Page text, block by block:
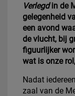
Verlegdin de
gelegenheid
een avond
de vlucht, bij
figuurlijker
wat is onze
Nadat
zaal van de